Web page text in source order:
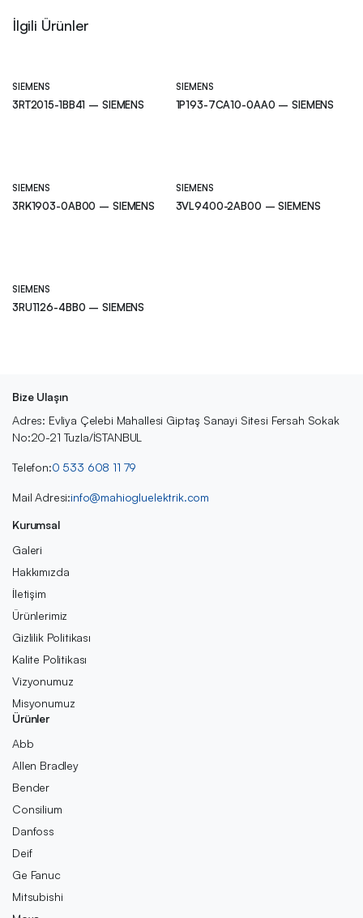
İlgili Ürünler
SIEMENS
3RT2015-1BB41 – SIEMENS
SIEMENS
1P193-7CA10-0AA0 – SIEMENS
SIEMENS
3RK1903-0AB00 – SIEMENS
SIEMENS
3VL9400-2AB00 – SIEMENS
SIEMENS
3RU1126-4BB0 – SIEMENS
Bize Ulaşın
Adres: Evliya Çelebi Mahallesi Giptaş Sanayi Sitesi Fersah Sokak
No:20-21 Tuzla/İSTANBUL
Telefon:0 533 608 11 79
Mail Adresi:info@mahiogluelektrik.com
Kurumsal
Galeri
Hakkımızda
İletişim
Ürünlerimiz
Gizlilik Politikası
Kalite Politikası
Vizyonumuz
Misyonumuz
Ürünler
Abb
Allen Bradley
Bender
Consilium
Danfoss
Deif
Ge Fanuc
Mitsubishi